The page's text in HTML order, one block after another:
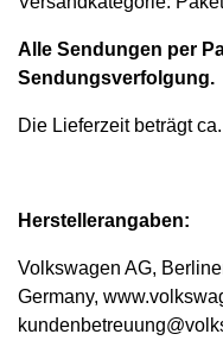
Alle Sendungen per
Sendungsverfolgung.
Die Lieferzeit beträgt
Herstellerangaben:
Volkswagen AG,
Germany,